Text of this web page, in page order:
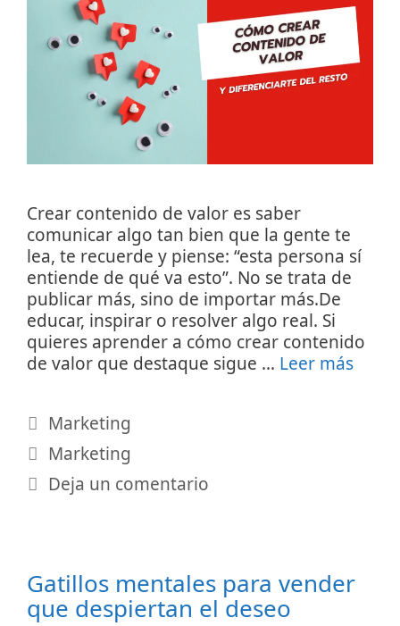
Crear contenido de valor es saber
comunicar algo tan bien que la gente te
lea, te recuerde y piense: “esta persona sí
entiende de qué va esto”. No se trata de
publicar más, sino de importar más.De
educar, inspirar o resolver algo real. Si
quieres aprender a cómo crear contenido
de valor que destaque sigue … Leer más
Categorías
Marketing
Etiquetas
Marketing
Deja un comentario
Gatillos mentales para vender
que despiertan el deseo